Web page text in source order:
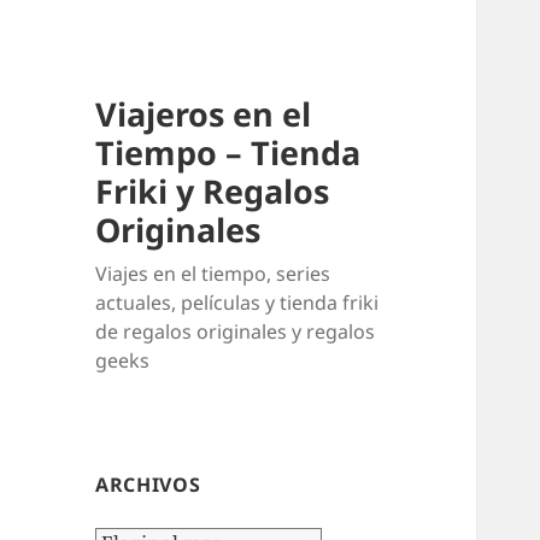
Viajeros en el
Tiempo – Tienda
Friki y Regalos
Originales
Viajes en el tiempo, series
actuales, películas y tienda friki
de regalos originales y regalos
geeks
ARCHIVOS